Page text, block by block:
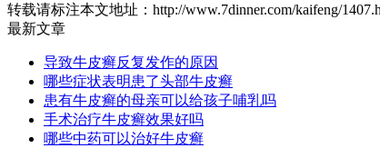
转载请标注本文地址： http://www.7dinner.com/kaifeng/
最新文章
导致牛皮癣反复发作的原因
哪些症状表明患了头部牛皮癣
患有牛皮癣的母亲可以给孩子哺乳吗
手术治疗牛皮癣效果好吗
哪些中药可以治好牛皮癣